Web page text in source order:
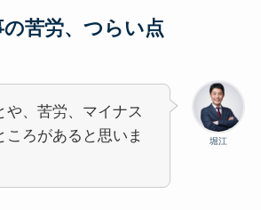
苦労、つらい点
堀江
や、苦労、マイナス
ころがあると思いま